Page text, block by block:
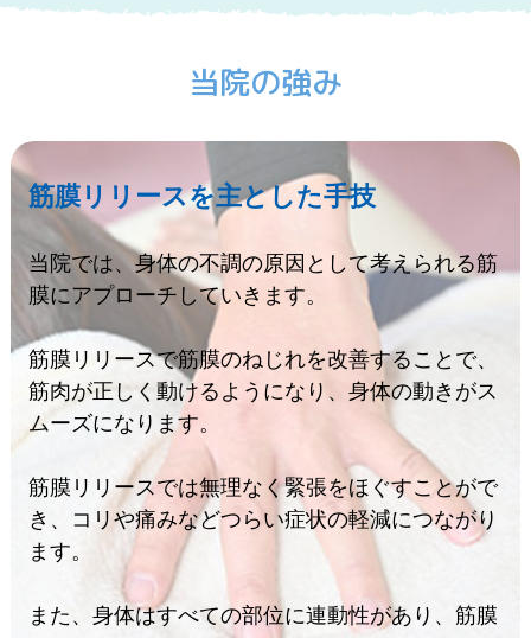
当院の強み
筋膜リリースを主とした手技
当院では、身体の不調の原因として考えられる筋
膜にアプローチしていきます。
筋膜リリースで筋膜のねじれを改善することで、
筋肉が正しく動けるようになり、身体の動きがス
ムーズになります。
筋膜リリースでは無理なく緊張をほぐすことがで
き、コリや痛みなどつらい症状の軽減につながり
ます。
また、身体はすべての部位に連動性があり、筋膜